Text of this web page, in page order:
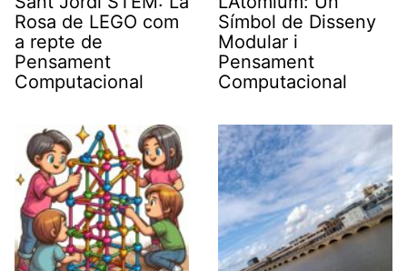
Rosa de LEGO com
a repte de
Pensament
Computacional
Símbol de Disseny
Modular i
Pensament
Computacional